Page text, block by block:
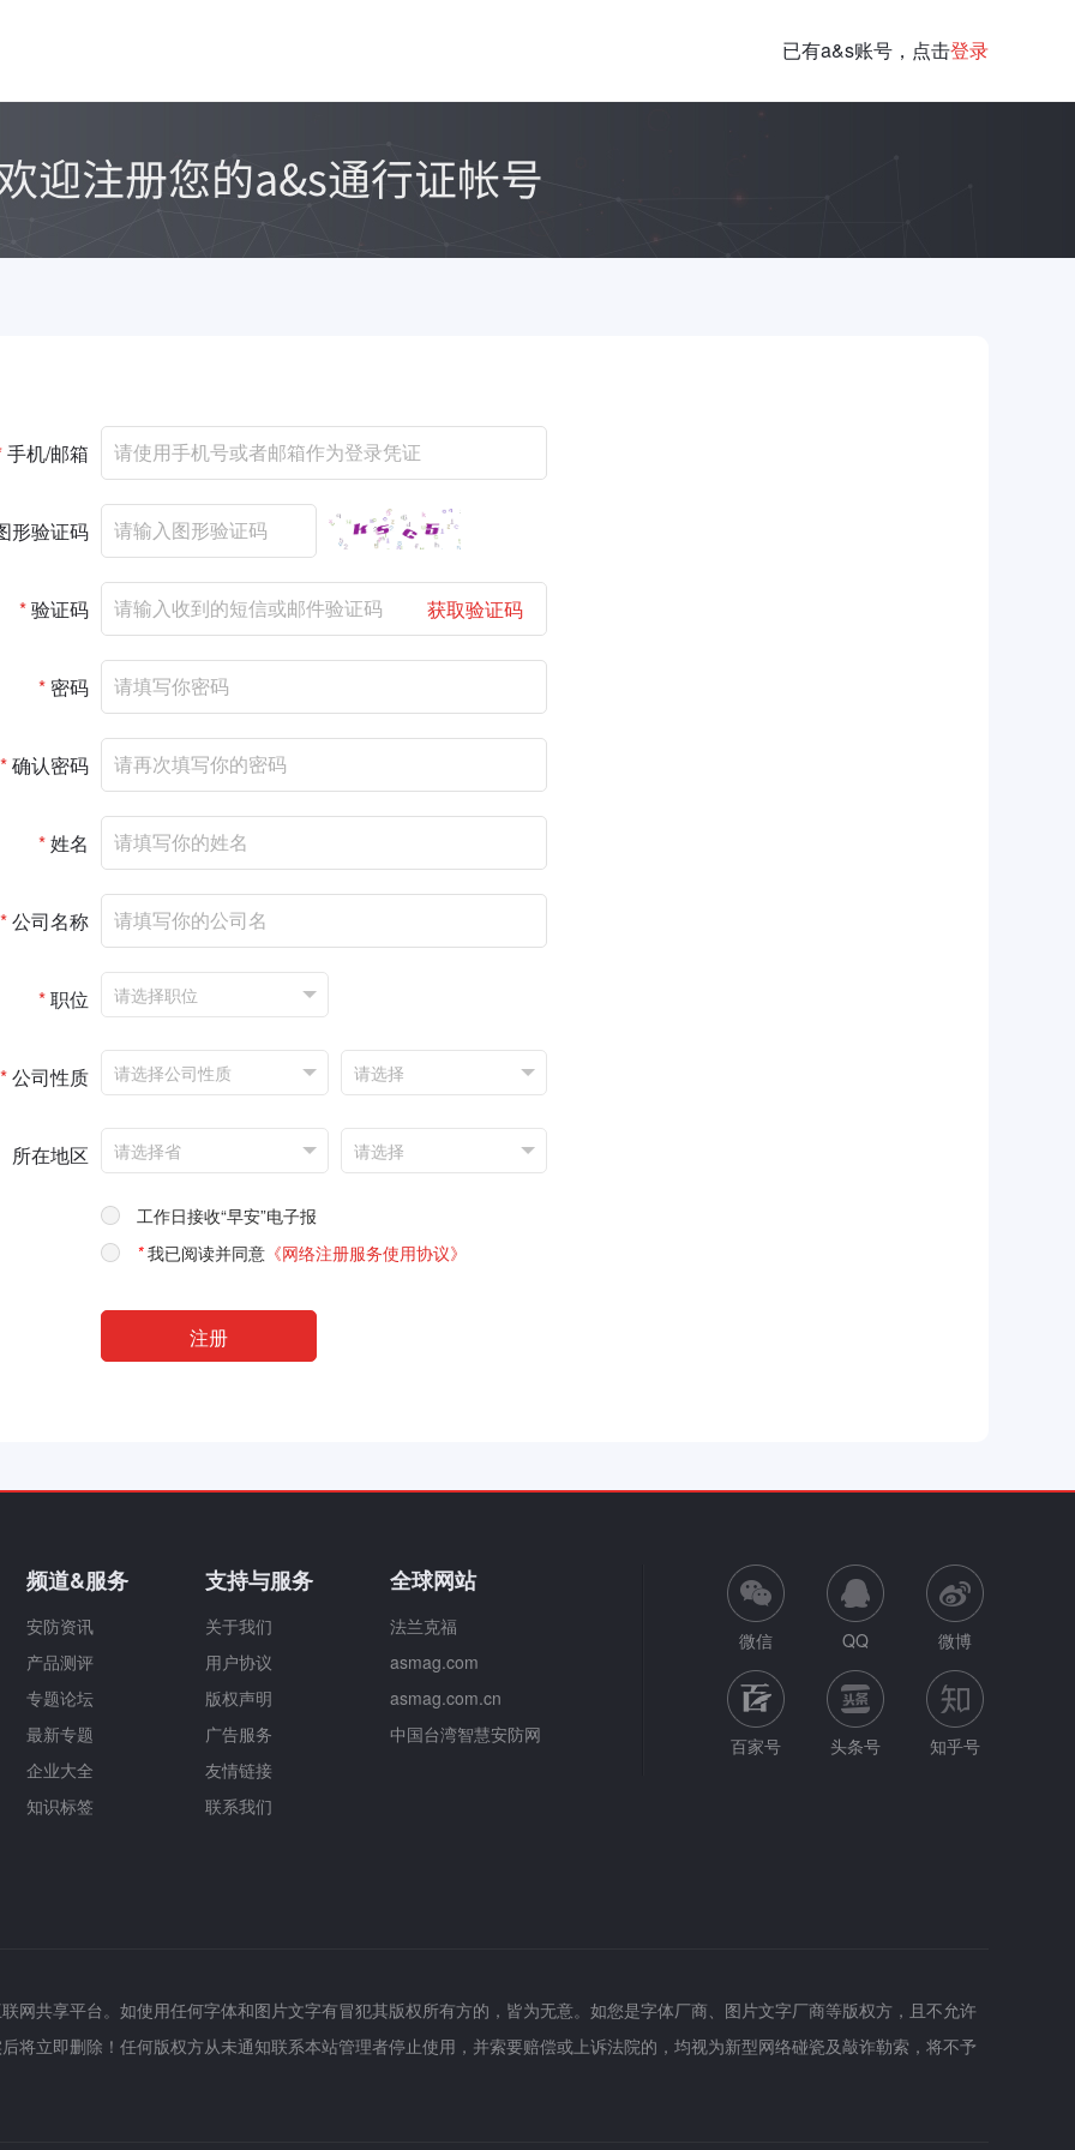
已有a&s账号，点击登录
手机/邮箱
形验证码
*验证码 获取验证码
* 密码
*确认密码
*姓名
*公司名称
*职位
*公司性质
所在地区
工作日接收“早安”电子报
*我已阅读并同意 《网络注册服务使用协议》
频道&服务
安防资讯
产品测评
专题论坛
最新专题
企业大全
知识标签
支持与服务
关于我们
用户协议
版权声明
广告服务
友情链接
联系我们
全球网站
法兰克福
asmag.com
asmag.com.cn
中国台湾智慧安防网
微信 QQ 微博
百家号 头条号 知乎号
网共享平台。如使用任何字体和图片文字有冒犯其版权所有方的，皆为无意。如您是字体厂商、图片文字厂商等版权方，且不允许
将立即删除！任何版权方从未通知联系本站管理者停止使用，并索要赔偿或上诉法院的，均视为新型网络碰瓷及敲诈勒索，将不予